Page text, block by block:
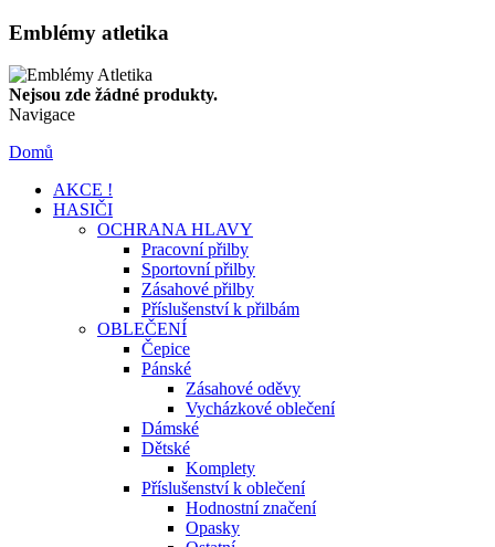
Emblémy atletika
Nejsou zde žádné produkty.
Navigace
Domů
AKCE !
HASIČI
OCHRANA HLAVY
Pracovní přilby
Sportovní přilby
Zásahové přilby
Příslušenství k přilbám
OBLEČENÍ
Čepice
Pánské
Zásahové oděvy
Vycházkové oblečení
Dámské
Dětské
Komplety
Příslušenství k oblečení
Hodnostní značení
Opasky